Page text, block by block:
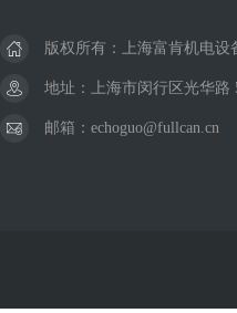
版权所有：上海富肯机电设
地址：上海市闵行区光华路
邮箱：echoguo@fullcan.cn